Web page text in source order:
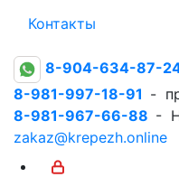
Контакты
8-904-634-87-
8-981-997-18-91 -
8-981-967-66-88 -
zakaz@krepezh.online